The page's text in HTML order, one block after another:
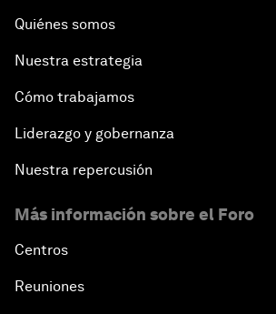
Quiénes somos
Nuestra estrategia
Cómo trabajamos
Liderazgo y gobernanza
Nuestra repercusión
Más información sobre el Foro
Centros
Reuniones